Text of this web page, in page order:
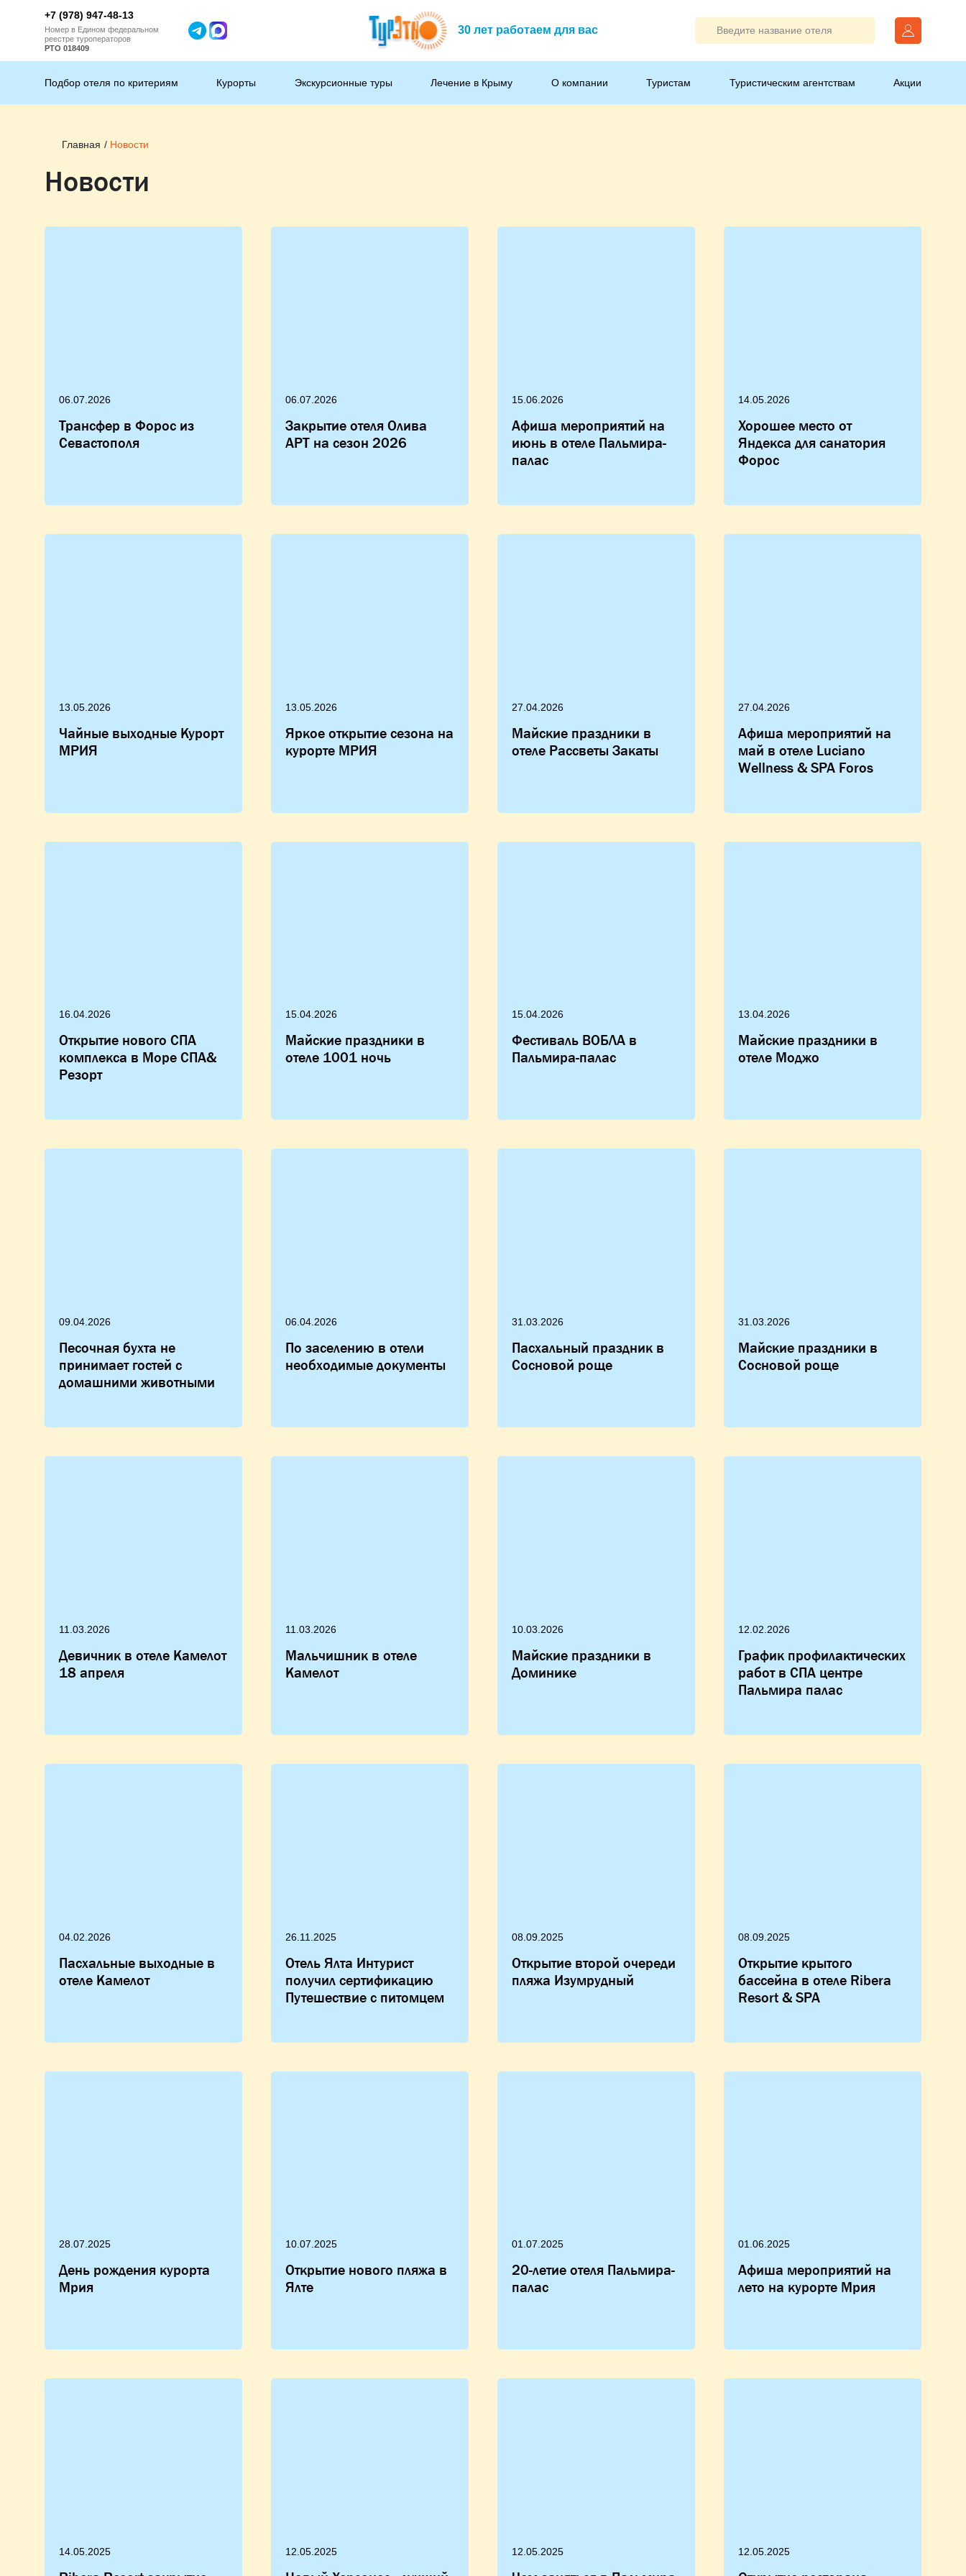
30 лет работаем для вас
+7 (978) 947-48-13
Номер в Едином федеральном
реестре туроператоров
РТО 018409
Подбор отеля по критериям Курорты Экскурсионные туры Лечение в Крыму О компании Туристам Туристическим агентствам Акции
Главная Новости
Новости
06.07.2026
Трансфер в Форос из
Севастополя
06.07.2026
Закрытие отеля Олива
АРТ на сезон 2026
15.06.2026
Афиша мероприятий на
июнь в отеле Пальмира-
палас
14.05.2026
Хорошее место от
Яндекса для санатория
Форос
13.05.2026
Чайные выходные Курорт
МРИЯ
13.05.2026
Яркое открытие сезона на
курорте МРИЯ
27.04.2026
Майские праздники в
отеле Рассветы Закаты
27.04.2026
Афиша мероприятий на
май в отеле Luciano
Wellness & SPA Foros
16.04.2026
Открытие нового СПА
комплекса в Море СПА&
Резорт
15.04.2026
Майские праздники в
отеле 1001 ночь
15.04.2026
Фестиваль ВОБЛА в
Пальмира-палас
13.04.2026
Майские праздники в
отеле Моджо
09.04.2026
Песочная бухта не
принимает гостей с
домашними животными
06.04.2026
По заселению в отели
необходимые документы
31.03.2026
Пасхальный праздник в
Сосновой роще
31.03.2026
Майские праздники в
Сосновой роще
11.03.2026
Девичник в отеле Камелот
18 апреля
11.03.2026
Мальчишник в отеле
Камелот
10.03.2026
Майские праздники в
Доминике
12.02.2026
График профилактических
работ в СПА центре
Пальмира палас
04.02.2026
Пасхальные выходные в
отеле Камелот
26.11.2025
Отель Ялта Интурист
получил сертификацию
Путешествие с питомцем
08.09.2025
Открытие второй очереди
пляжа Изумрудный
08.09.2025
Открытие крытого
бассейна в отеле Ribera
Resort & SPA
28.07.2025
День рождения курорта
Мрия
10.07.2025
Открытие нового пляжа в
Ялте
01.07.2025
20-летие отеля Пальмира-
палас
01.06.2025
Афиша мероприятий на
лето на курорте Мрия
14.05.2025 12.05.2025 12.05.2025 12.05.2025